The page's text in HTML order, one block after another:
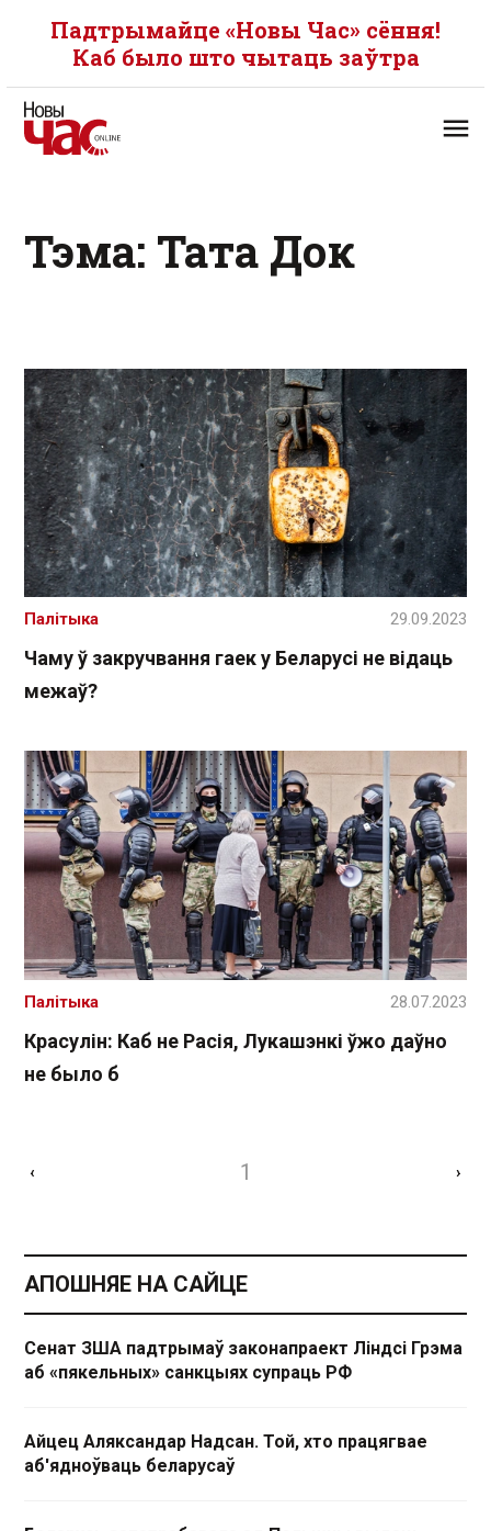
Падтрымайце «Новы Час» сёння!
Каб было што чытаць заўтра
Тэма: Тата Док
Чаму ў закручвання гаек у Беларусі не відаць
межаў?
Палітыка 29.09.2023
Красулін: Каб не Расія, Лукашэнкі ўжо даўно
не было б
Палітыка 28.07.2023
‹ 1 ›
АПОШНЯЕ НА САЙЦЕ
Сенат ЗША падтрымаў законапраект Ліндсі Грэма
аб «пякельных» санкцыях супраць РФ
Айцец Аляксандар Надсан. Той, хто працягвае
аб'ядноўваць беларусаў